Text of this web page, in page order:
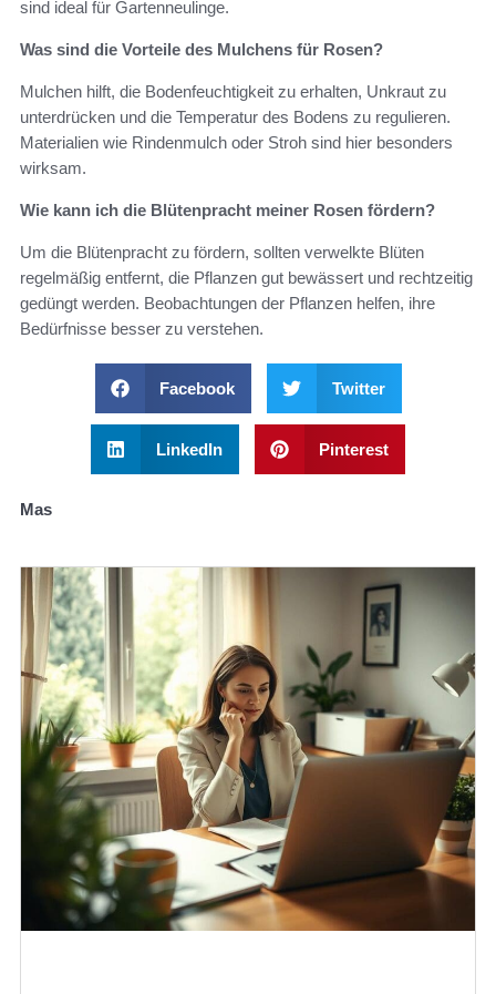
sind ideal für Gartenneulinge.
Was sind die Vorteile des Mulchens für Rosen?
Mulchen hilft, die Bodenfeuchtigkeit zu erhalten, Unkraut zu
unterdrücken und die Temperatur des Bodens zu regulieren.
Materialien wie Rindenmulch oder Stroh sind hier besonders
wirksam.
Wie kann ich die Blütenpracht meiner Rosen fördern?
Um die Blütenpracht zu fördern, sollten verwelkte Blüten
regelmäßig entfernt, die Pflanzen gut bewässert und rechtzeitig
gedüngt werden. Beobachtungen der Pflanzen helfen, ihre
Bedürfnisse besser zu verstehen.
Facebook Twitter
LinkedIn Pinterest
Mas